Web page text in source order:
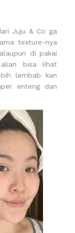
Juju & Co ga
texture-nya
di pakai
bisa lihat
lembab kan
enteng dan